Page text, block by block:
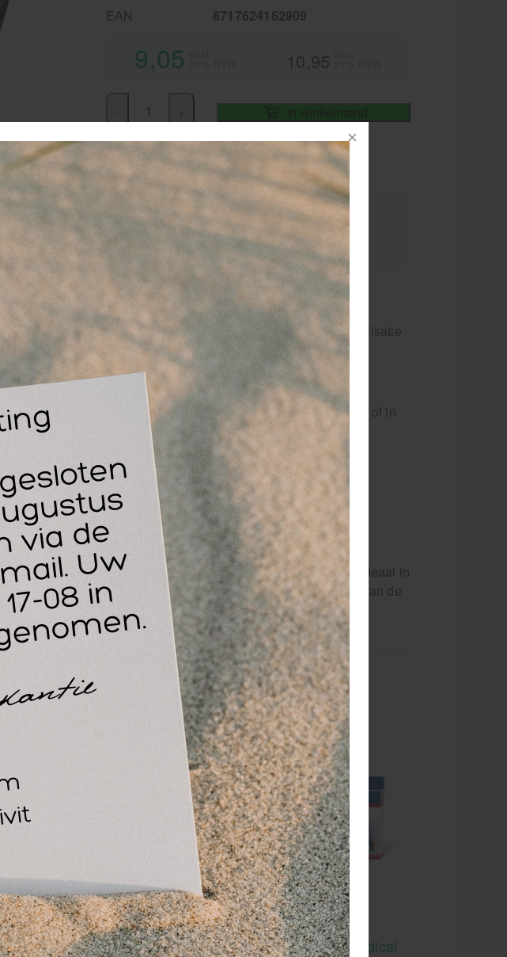
EAN
8717624162909
9,05 10,95
In winkelmand
favoriet
Staffelkorting
8,15 (-10 %)
voor 15.00 besteld
dezelfde werkdag
verzonden!
Schouderpully voor oefeningen en mobilisatie
van de schouder.
Bestel meerdere schouderkatrollen en
ontvang direct extra korting.
De Match-U schouderstretcher kan thuis of in
een zaal gebruikt worden.
achter een deur te bevestigen is. Een schouderpully is ideaal in
te oefenen. Doe makkelijk soepele oefeningen door middel van de
Infrarood deken
Actimove Sling BSN Medical